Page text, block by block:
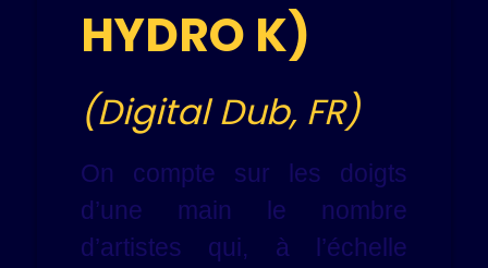
HYDRO K)
(Digital Dub, FR)
On compte sur les doigts
d’une main le nombre
d’artistes qui, à l’échelle